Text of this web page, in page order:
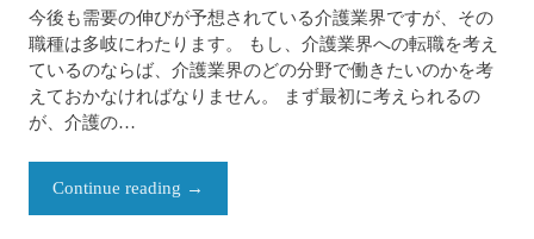
今後も需要の伸びが予想されている介護業界ですが、その
職種は多岐にわたります。 もし、介護業界への転職を考え
ているのならば、介護業界のどの分野で働きたいのかを考
えておかなければなりません。 まず最初に考えられるの
が、介護の…
Continue reading →